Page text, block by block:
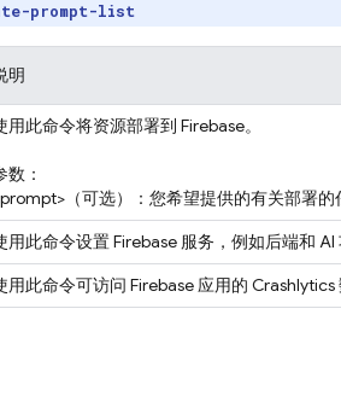
prompt-list
明
用此命令将资源部署到 Firebase。
数：
（可选）：您希望提供的有关部署的
用此命令设置 Firebase 服务，例如后端和 AI
用此命令可访问 Firebase 应用的 Crashlytics